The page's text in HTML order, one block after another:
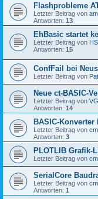
Flashprobleme
Letzter Beitrag von
Antworten: 13
EhBasic startet
Letzter Beitrag von
Antworten: 15
ConfFail bei
Letzter Beitrag von
Neue ct-BASIC-
Letzter Beitrag von
Antworten: 14
BASIC-
Letzter Beitrag von cm
Antworten: 3
PLOTLIB Grafik-
Letzter Beitrag von cm
SerialCore
Letzter Beitrag von cm
Antworten: 1